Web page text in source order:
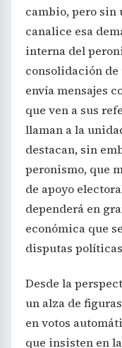
cambio, pero sin
canalice esa
interna del
consolidación de
envía mensajes
que ven a sus
llaman a la
destacan, sin
peronismo, que
de apoyo
dependerá en
económica que
disputas
Desde la
un alza de
en votos
que insisten en